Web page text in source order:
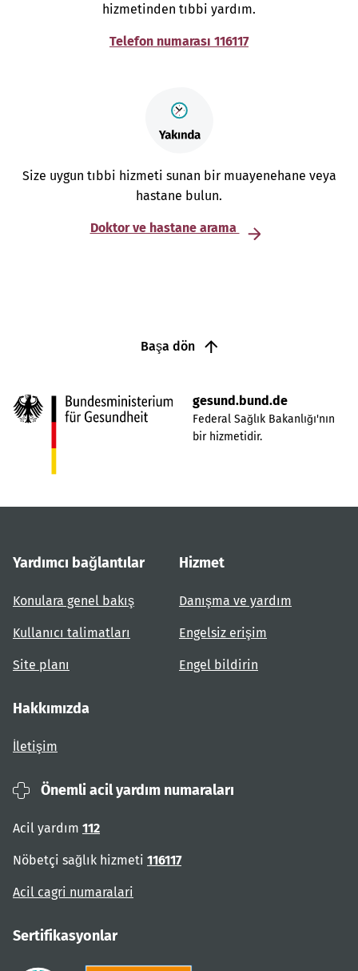
hizmetinden tıbbi yardım.
Telefon numarası 116117
Size uygun tıbbi hizmeti sunan bir muayenehane veya
hastane bulun.
Doktor ve hastane arama
Başa dön
gesund.bund.de
Federal Sağlık Bakanlığı'nın
bir hizmetidir.
Yardımcı bağlantılar
Konulara genel bakış
Kullanıcı talimatları
Site planı
Hizmet
Danışma ve yardım
Engelsiz erişim
Engel bildirin
Hakkımızda
İletişim
Önemli acil yardım numaraları
Acil yardım 112
Nöbetçi sağlık hizmeti 116117
Acil cagri numaralari
Sertifikasyonlar